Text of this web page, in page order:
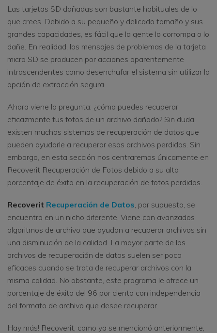
Las tarjetas SD dañadas son bastante habituales de lo
que crees. Debido a su pequeño y delicado tamaño y sus
grandes capacidades, es fácil que la gente lo corrompa o lo
dañe. En realidad, los mensajes de problemas de la tarjeta
micro SD se producen por acciones aparentemente
intrascendentes como desenchufar el sistema sin utilizar la
opción de extracción segura.
Ahora viene la pregunta: ¿cómo puedes recuperar
eficazmente tus fotos de un archivo dañado? Sin duda,
existen muchos sistemas de recuperación de datos que
pueden ayudarle a recuperar esos archivos perdidos. Sin
embargo, en esta sección nos centraremos únicamente en
Recoverit Recuperación de Fotos debido a su alto
porcentaje de éxito en la recuperación de fotos perdidas.
Recoverit Recuperación de Datos , por supuesto, se
encuentra en un nicho diferente. Viene con avanzados
algoritmos de archivo que ayudan a recuperar archivos sin
una disminución de la calidad. La mayor parte de los
archivos de recuperación de datos suelen ser poco
eficaces cuando se trata de recuperar archivos con la
misma calidad. No obstante, este programa le ofrece un
porcentaje de éxito del 96 por ciento con independencia
del formato de archivo que desee recuperar.
Hay más! Recoverit, como ya se mencionó anteriormente,